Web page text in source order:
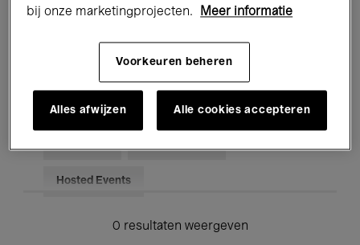
Jazz Klassieke Muziek Global Music
Elektronische Muziek
Voor iedereen Kids’ Palace
Hosted Events
0 resultaten weergeven
bij onze marketingprojecten.
Meer informatie
Voorkeuren beheren
Alles afwijzen Alle cookies accepteren